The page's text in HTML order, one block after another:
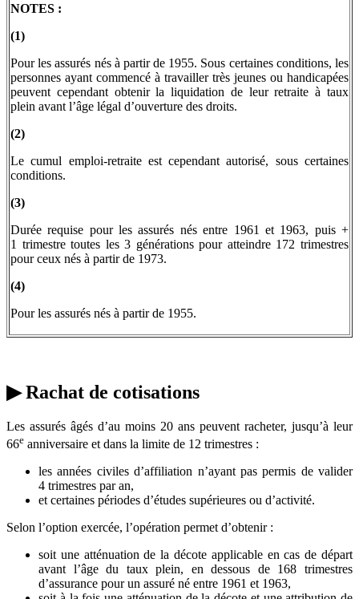
NOTES :
(1)
Pour les assurés nés à partir de 1955. Sous certaines conditions, les
personnes ayant commencé à travailler très jeunes ou handicapées
peuvent cependant obtenir la liquidation de leur retraite à taux
plein avant l’âge légal d’ouverture des droits.
(2)
Le cumul emploi-retraite est cependant autorisé, sous certaines
conditions.
(3)
Durée requise pour les assurés nés entre 1961 et 1963, puis +
1 trimestre toutes les 3 générations pour atteindre 172 trimestres
pour ceux nés à partir de 1973.
(4)
Pour les assurés nés à partir de 1955.
▶ Rachat de cotisations
Les assurés âgés d’au moins 20 ans peuvent racheter, jusqu’à leur
66e anniversaire et dans la limite de 12 trimestres :
les années civiles d’affiliation n’ayant pas permis de valider
4 trimestres par an,
et certaines périodes d’études supérieures ou d’activité.
Selon l’option exercée, l’opération permet d’obtenir :
soit une atténuation de la décote applicable en cas de départ
avant l’âge du taux plein, en dessous de 168 trimestres
d’assurance pour un assuré né entre 1961 et 1963,